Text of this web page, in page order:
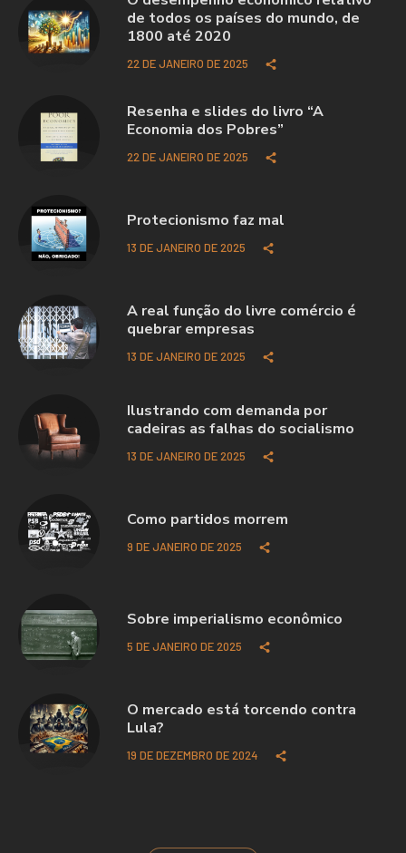
de todos os países do mundo, de
1800 até 2020
22 DE JANEIRO DE 2025
Resenha e slides do livro “A
Economia dos Pobres”
22 DE JANEIRO DE 2025
Protecionismo faz mal
13 DE JANEIRO DE 2025
A real função do livre comércio é
quebrar empresas
13 DE JANEIRO DE 2025
Ilustrando com demanda por
cadeiras as falhas do socialismo
13 DE JANEIRO DE 2025
Como partidos morrem
9 DE JANEIRO DE 2025
Sobre imperialismo econômico
5 DE JANEIRO DE 2025
O mercado está torcendo contra
Lula?
19 DE DEZEMBRO DE 2024